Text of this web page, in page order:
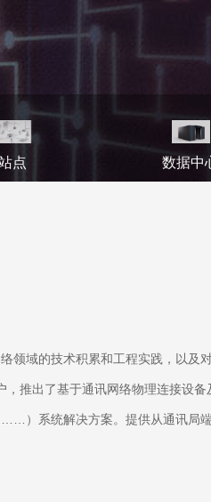
点 数据中
领域的技术积累和工程实践，以及
推出了基于通讯网络物理连接设备
）系统解决方案。提供从通讯局